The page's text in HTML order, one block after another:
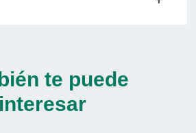
te puede
interesar